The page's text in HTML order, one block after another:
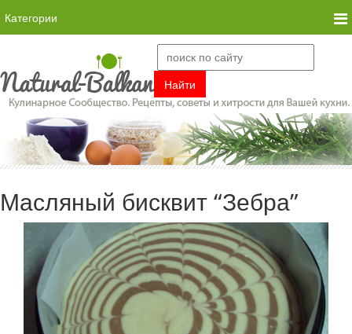
Категории
Масляный бисквит “Зебра”